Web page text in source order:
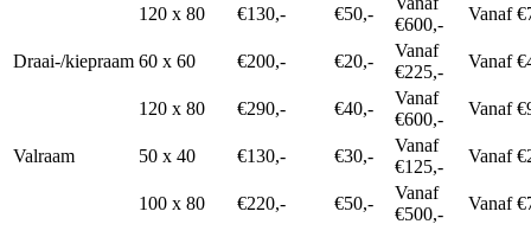
120 x 80 €130,- €50,-
€600,-
Vanaf
Draai-/kiepraam 60 x 60 €200,- €20,-
Vanaf
€225,-
Vanaf
120 x 80 €290,- €40,-
Vanaf
€600,-
Vanaf
Valraam 50 x 40 €130,- €30,-
Vanaf
€125,-
Vanaf
100 x 80 €220,- €50,-
Vanaf
€500,-
Vanaf